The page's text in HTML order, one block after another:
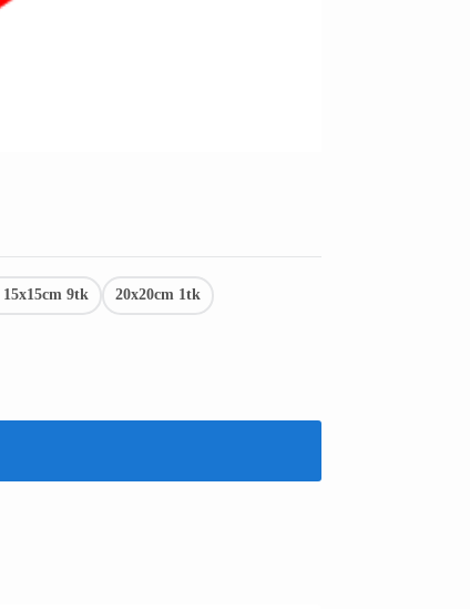
9tk 20x20cm 1tk